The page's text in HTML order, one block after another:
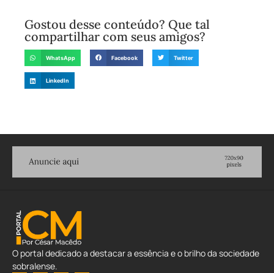
Gostou desse conteúdo? Que tal
compartilhar com seus amigos?
WhatsApp Facebook Twitter
LinkedIn
O portal dedicado a destacar a essência e o brilho da sociedade
sobralense.